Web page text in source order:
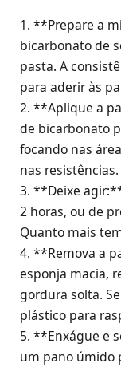
1. **Prepare a
bicarbonato de
pasta. A
para aderir às
2. **Aplique a
de bicarbonato
focando nas
nas resistências.
3. **Deixe
2 horas, ou de
Quanto mais
4. **Remova a
esponja macia,
gordura solta.
plástico para
5. **Enxágue e
um pano úmido